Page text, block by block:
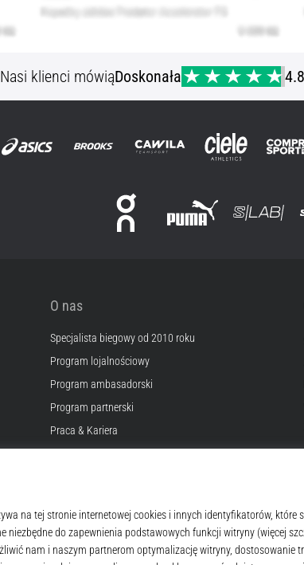
Nasi klienci mówiąDoskonała 4.8
O nas
Specjalista biegowy od 2010 roku
Program lojalnościowy
Program ambasadorski
Program partnerski
Praca & Kariera
© 2010 – 2026